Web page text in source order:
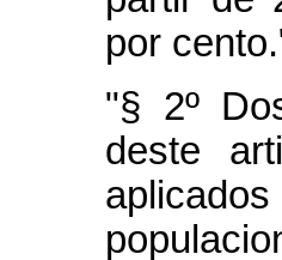
por
"§ 2º
deste